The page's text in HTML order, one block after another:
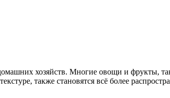
хозяйств. Многие овощи и фрукты,
также становятся всё более